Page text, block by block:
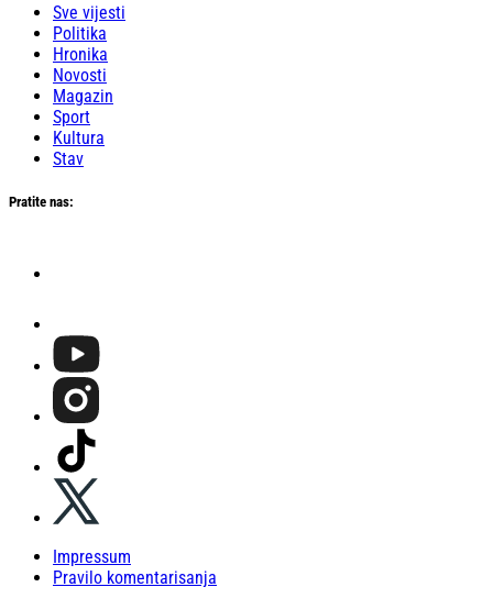
Sve vijesti
Politika
Hronika
Novosti
Magazin
Sport
Kultura
Stav
Pratite nas:
Impressum
Pravilo komentarisanja